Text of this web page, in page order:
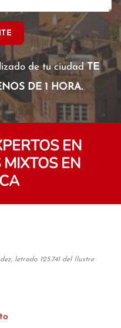
de tu ciudadTE
DE 1 HORA.
EN
EN
letrado 125.741 del Ilustre